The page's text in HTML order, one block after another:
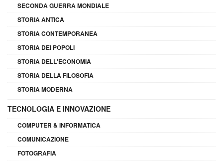
SECONDA GUERRA MONDIALE
STORIA ANTICA
STORIA CONTEMPORANEA
STORIA DEI POPOLI
STORIA DELL'ECONOMIA
STORIA DELLA FILOSOFIA
STORIA MODERNA
TECNOLOGIA E INNOVAZIONE
COMPUTER & INFORMATICA
COMUNICAZIONE
FOTOGRAFIA